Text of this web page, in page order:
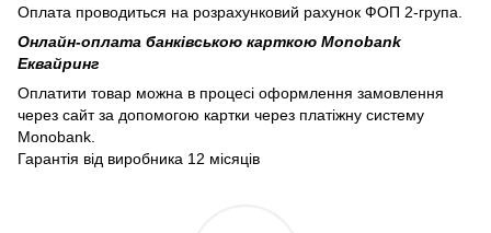
Оплата проводиться на розрахунковий рахунок ФОП 2-група.
Онлайн-оплата банківською карткою Monobank
Еквайринг
Оплатити товар можна в процесі оформлення замовлення
через сайт за допомогою картки через платіжну систему
Monobank.
Гарантія від виробника 12 місяців